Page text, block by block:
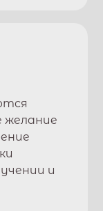
желание
и